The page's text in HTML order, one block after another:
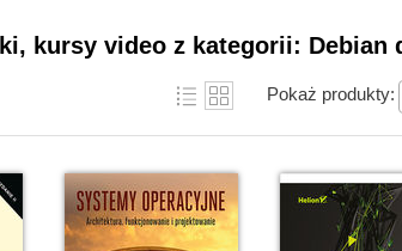
kursy video z kategorii: Debian
Pokaż produkty: